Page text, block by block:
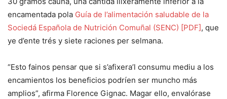
encamentada pola Guía de l’alimentación saludable de la
Sociedá Española de Nutrición Comuñal (SENC) [PDF], que
ye d’ente trés y siete raciones per selmana.
“Esto fainos pensar que si s’afixera’l consumu mediu a los
encamientos los beneficios podríen ser muncho más
amplios”, afirma Florence Gignac. Magar ello, envalórase